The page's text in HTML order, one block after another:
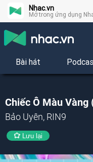
Nhac.vn
Mở trong ứng dụng
Bài hát
Chiếc Ô Màu Vàng
Bảo Uyên, RIN9
Lưu lại